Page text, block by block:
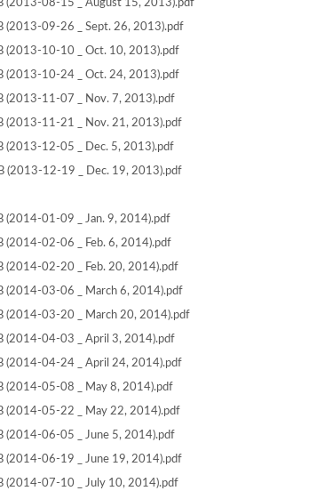
(2013-09-26 _ Sept. 26, 2013).pdf
(2013-10-10 _ Oct. 10, 2013).pdf
(2013-10-24 _ Oct. 24, 2013).pdf
(2013-11-07 _ Nov. 7, 2013).pdf
(2013-11-21 _ Nov. 21, 2013).pdf
(2013-12-05 _ Dec. 5, 2013).pdf
(2013-12-19 _ Dec. 19, 2013).pdf
(2014-01-09 _ Jan. 9, 2014).pdf
(2014-02-06 _ Feb. 6, 2014).pdf
(2014-02-20 _ Feb. 20, 2014).pdf
(2014-03-06 _ March 6, 2014).pdf
(2014-03-20 _ March 20, 2014).pdf
(2014-04-03 _ April 3, 2014).pdf
(2014-04-24 _ April 24, 2014).pdf
(2014-05-08 _ May 8, 2014).pdf
(2014-05-22 _ May 22, 2014).pdf
(2014-06-05 _ June 5, 2014).pdf
(2014-06-19 _ June 19, 2014).pdf
(2014-07-10 _ July 10, 2014).pdf